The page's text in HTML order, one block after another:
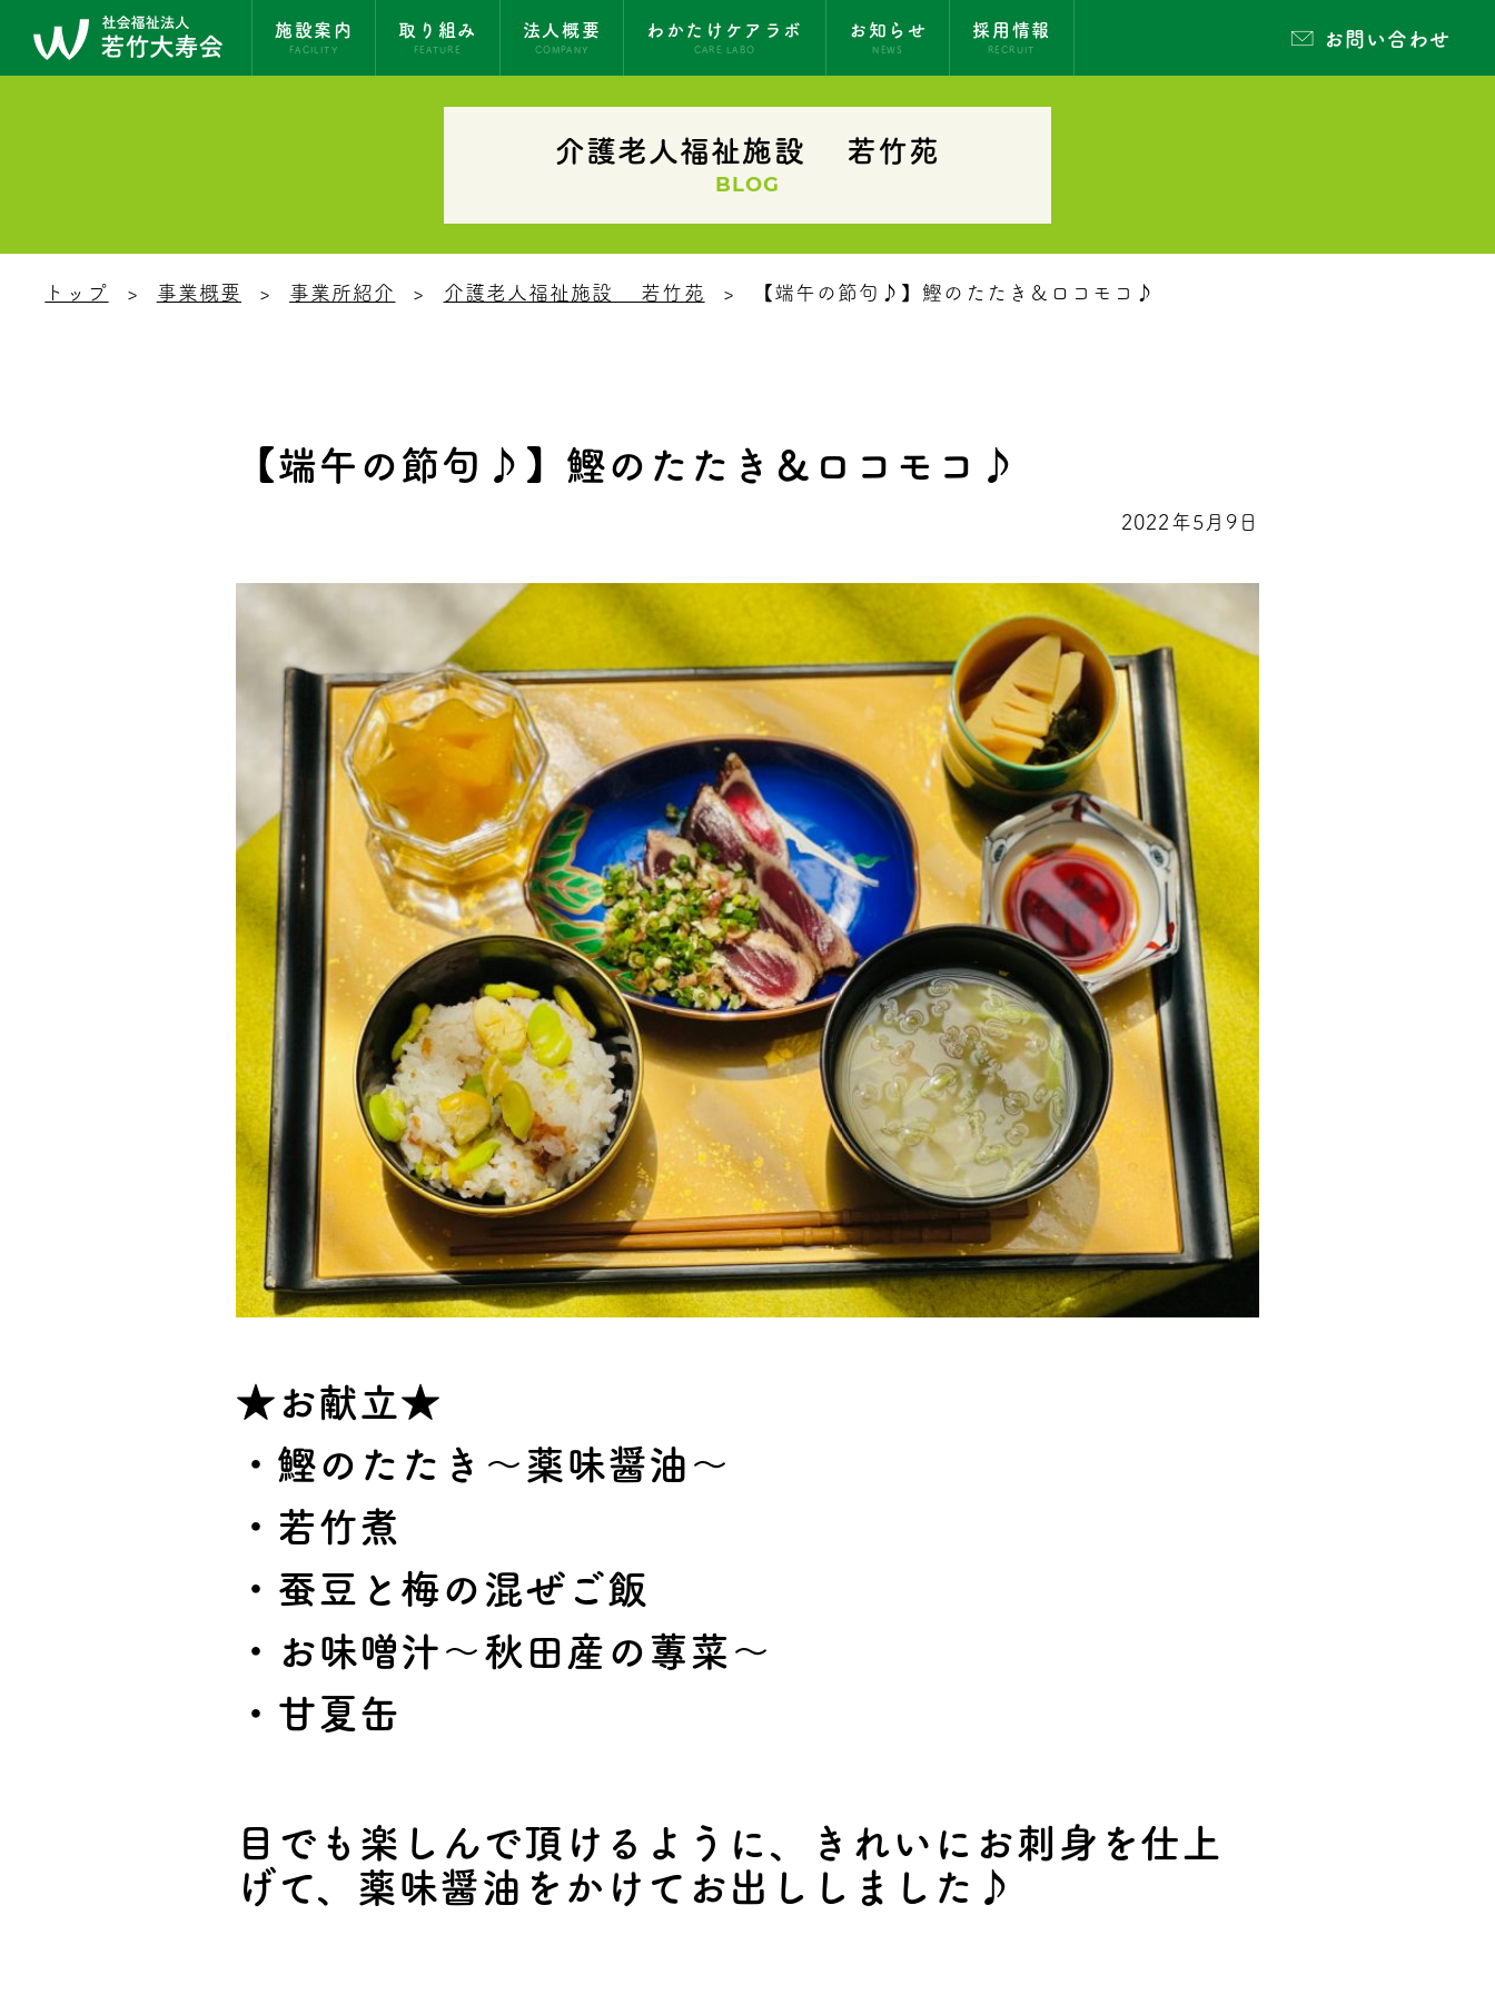
施設案内
FACILITY
取り組み
FEATURE
法人概要
COMPANY
わかたけケアラボ
CARE LABO
お知らせ
NEWS
採用情報
RECRUIT
お問い合わせ
介護老人福祉施設 若竹苑
BLOG
トップ 事業概要 事業所紹介 介護老人福祉施設 若竹苑 【端午の節句♪】鰹のたたき＆ロコモコ♪
【端午の節句♪】鰹のたたき＆ロコモコ♪
2022年5月9日
★お献立★
・鰹のたたき～薬味醤油～
・若竹煮
・蚕豆と梅の混ぜご飯
・お味噌汁～秋田産の蓴菜～
・甘夏缶
目でも楽しんで頂けるように、きれいにお刺身を仕上
げて、薬味醤油をかけてお出ししました♪